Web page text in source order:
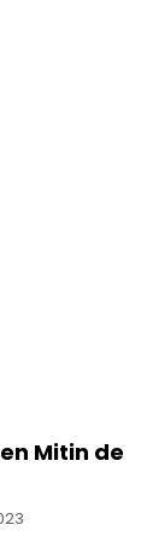
Mitin de